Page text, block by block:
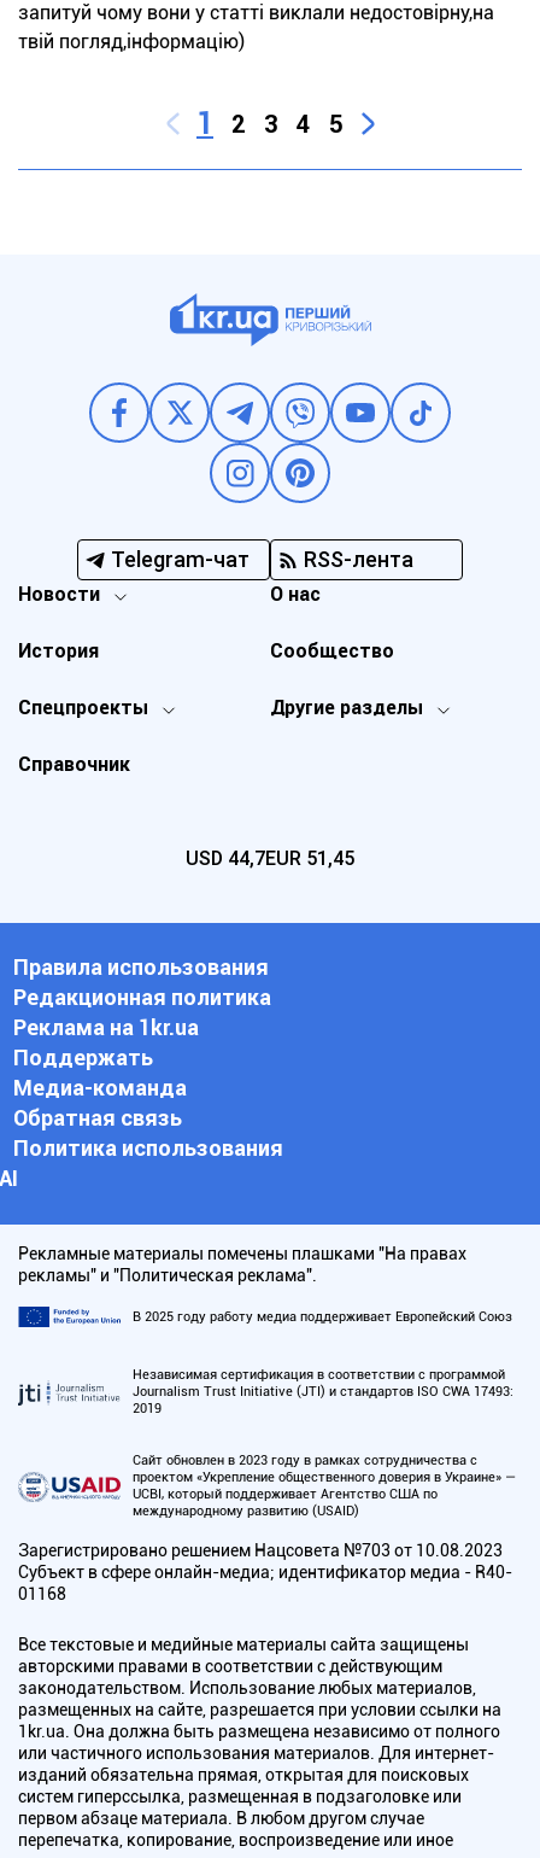
запитуй чому вони у статті виклали недостовірну,на
твій погляд,інформацію)
1 2 3 4 5
Telegram-чат RSS-лента
Новости
Спецпроекты Другие разделы
История
О нас
Справочник
Сообщество
USD 44,7EUR 51,45
Правила использования
Редакционная политика
Реклама на 1kr.ua
Поддержать
Медиа-команда
Обратная связь
Политика использования
АI
Рекламные материалы помечены плашками "На правах
рекламы" и "Политическая реклама".
В 2025 году работу медиа поддерживает Европейский Союз
Независимая сертификация в соответствии с программой
Journalism Trust Initiative (JTI) и стандартов ISO CWA 17493:
2019
Сайт обновлен в 2023 году в рамках сотрудничества с
проектом «Укрепление общественного доверия в Украине» —
UCBI, который поддерживает Агентство США по
международному развитию (USAID)
Зарегистрировано решением Нацсовета №703 от 10.08.2023
Субъект в сфере онлайн-медиа; идентификатор медиа - R40-
01168
Все текстовые и медийные материалы сайта защищены
авторскими правами в соответствии с действующим
законодательством. Использование любых материалов,
размещенных на сайте, разрешается при условии ссылки на
1kr.ua. Она должна быть размещена независимо от полного
или частичного использования материалов. Для интернет-
изданий обязательна прямая, открытая для поисковых
систем гиперссылка, размещенная в подзаголовке или
первом абзаце материала. В любом другом случае
перепечатка, копирование, воспроизведение или иное